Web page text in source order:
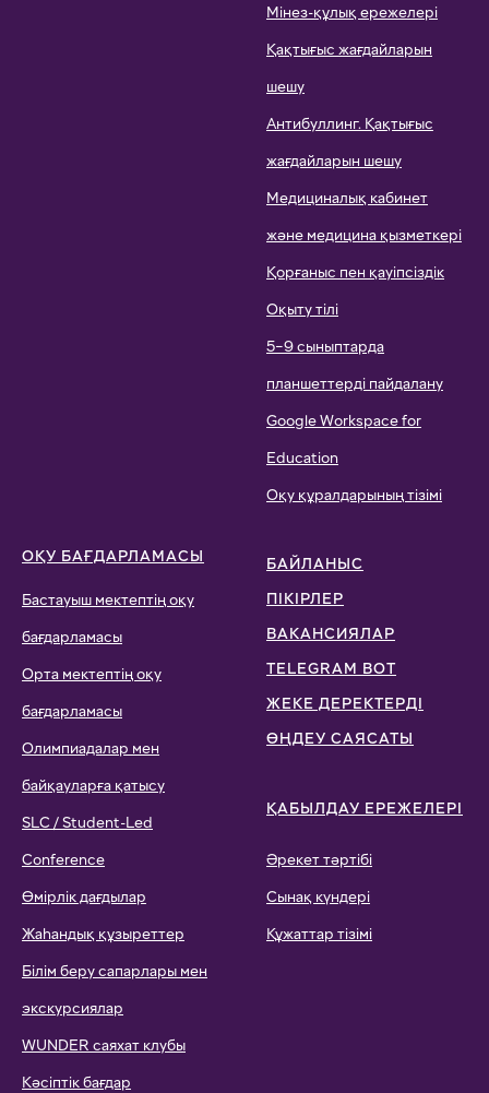
Мінез-құлық ережелері
Қақтығыс жағдайларын
шешу
Антибуллинг. Қақтығыс
жағдайларын шешу
Медициналық кабинет
және медицина қызметкері
Қорғаныс пен қауіпсіздік
Оқыту тілі
5–9 сыныптарда
планшеттерді пайдалану
Google Workspace for
Education
Оқу құралдарының тізімі
ОҚУ БАҒДАРЛАМАСЫ
Бастауыш мектептің оқу
бағдарламасы
Орта мектептің оқу
бағдарламасы
Олимпиадалар мен
байқауларға қатысу
SLC / Student-Led
Conference
Өмірлік дағдылар
Жаһандық құзыреттер
Білім беру сапарлары мен
экскурсиялар
WUNDER саяхат клубы
Кәсіптік бағдар
БАЙЛАНЫС
ПІКІРЛЕР
ВАКАНСИЯЛАР
TELEGRAM BOT
ЖЕКЕ ДЕРЕКТЕРДІ
ӨҢДЕУ САЯСАТЫ
ҚАБЫЛДАУ ЕРЕЖЕЛЕРІ
Әрекет тәртібі
Сынақ күндері
Құжаттар тізімі